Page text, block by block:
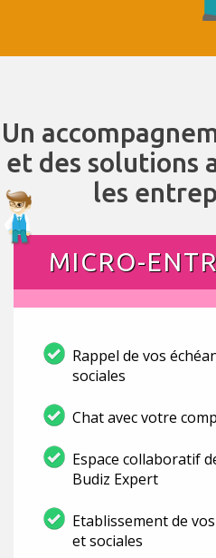
Un
et des solutions
les
MICRO-
Rappel de vos
sociales
Chat avec votre
Espace collaboratif
Budiz Expert
Etablissement de
et sociales